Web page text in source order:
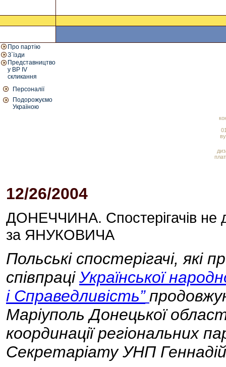
Про партію
З`їзди
Представництво
у ВР IV
скликання
Персоналії
Подорожуємо
Україною
12/26/2004
ДОНЕЧЧИНА. Спостерігачів не
за ЯНУКОВИЧА
Польські спостерігачі, які
співпраці Української
і Справедливість”
Маріуполь Донецької
координації регіональних
Секретаріату УНП